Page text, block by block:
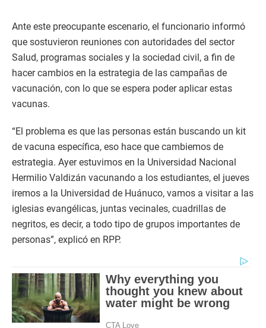
Ante este preocupante escenario, el funcionario informó
que sostuvieron reuniones con autoridades del sector
Salud, programas sociales y la sociedad civil, a fin de
hacer cambios en la estrategia de las campañas de
vacunación, con lo que se espera poder aplicar estas
vacunas.
“El problema es que las personas están buscando un kit
de vacuna específica, eso hace que cambiemos de
estrategia. Ayer estuvimos en la Universidad Nacional
Hermilio Valdizán vacunando a los estudiantes, el jueves
iremos a la Universidad de Huánuco, vamos a visitar a las
iglesias evangélicas, juntas vecinales, cuadrillas de
negritos, es decir, a todo tipo de grupos importantes de
personas”, explicó en RPP.